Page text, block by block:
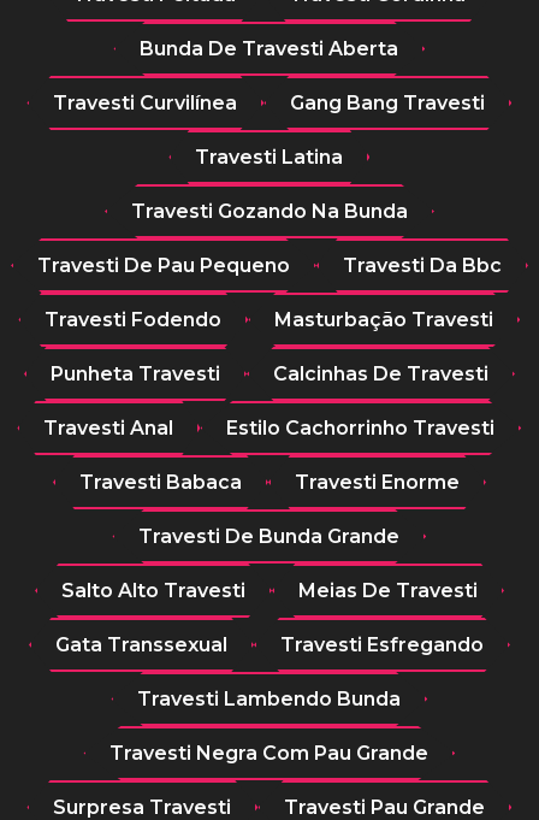
Bunda De Travesti Aberta
Travesti Curvilínea Gang Bang Travesti
Travesti Latina
Travesti Gozando Na Bunda
Travesti De Pau Pequeno Travesti Da Bbc
Travesti Fodendo Masturbação Travesti
Punheta Travesti Calcinhas De Travesti
Travesti Anal Estilo Cachorrinho Travesti
Travesti Babaca Travesti Enorme
Travesti De Bunda Grande
Salto Alto Travesti Meias De Travesti
Gata Transsexual Travesti Esfregando
Travesti Lambendo Bunda
Travesti Negra Com Pau Grande
Surpresa Travesti Travesti Pau Grande